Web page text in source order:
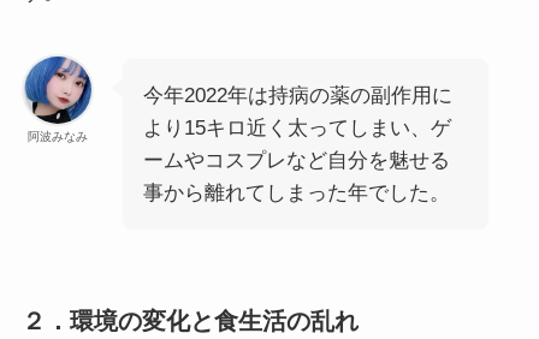
阿波みなみ
今年2022年は持病の薬の副作用に
より15キロ近く太ってしまい、ゲ
ームやコスプレなど自分を魅せる
事から離れてしまった年でした。
２．環境の変化と食生活の乱れ